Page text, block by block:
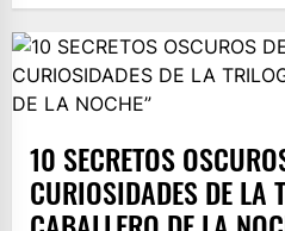
10 SECRETOS
CURIOSIDADES DE LA